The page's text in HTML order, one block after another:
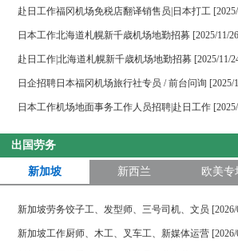
赴日工作福冈机场免税店翻译销售员|日本打工
日本工作北海道札幌新千歳机场地勤招募 [2025/11/
赴日工作|北海道札幌新千歳机场地勤招募 [2025/11/
日企招聘日本福冈机场旅行社专员 / 前台问询 [2025/
日本工作机场地面事务工作人员招聘|赴日工作
出国劳务
新加坡 新西兰 欧美专
新加坡劳务饺子工、发型师、三号司机、文员 [2026/
新加坡工作厨师、木工、叉车工、新媒体运营 [2026/